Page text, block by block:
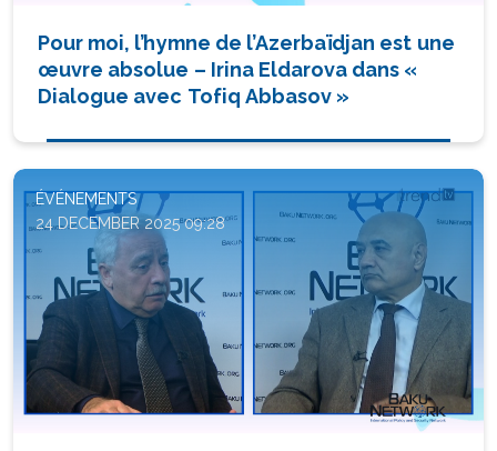
Pour moi, l’hymne de l’Azerbaïdjan est une
œuvre absolue – Irina Eldarova dans «
Dialogue avec Tofiq Abbasov »
ÉVÉNEMENTS
24 DECEMBER 2025 09:28